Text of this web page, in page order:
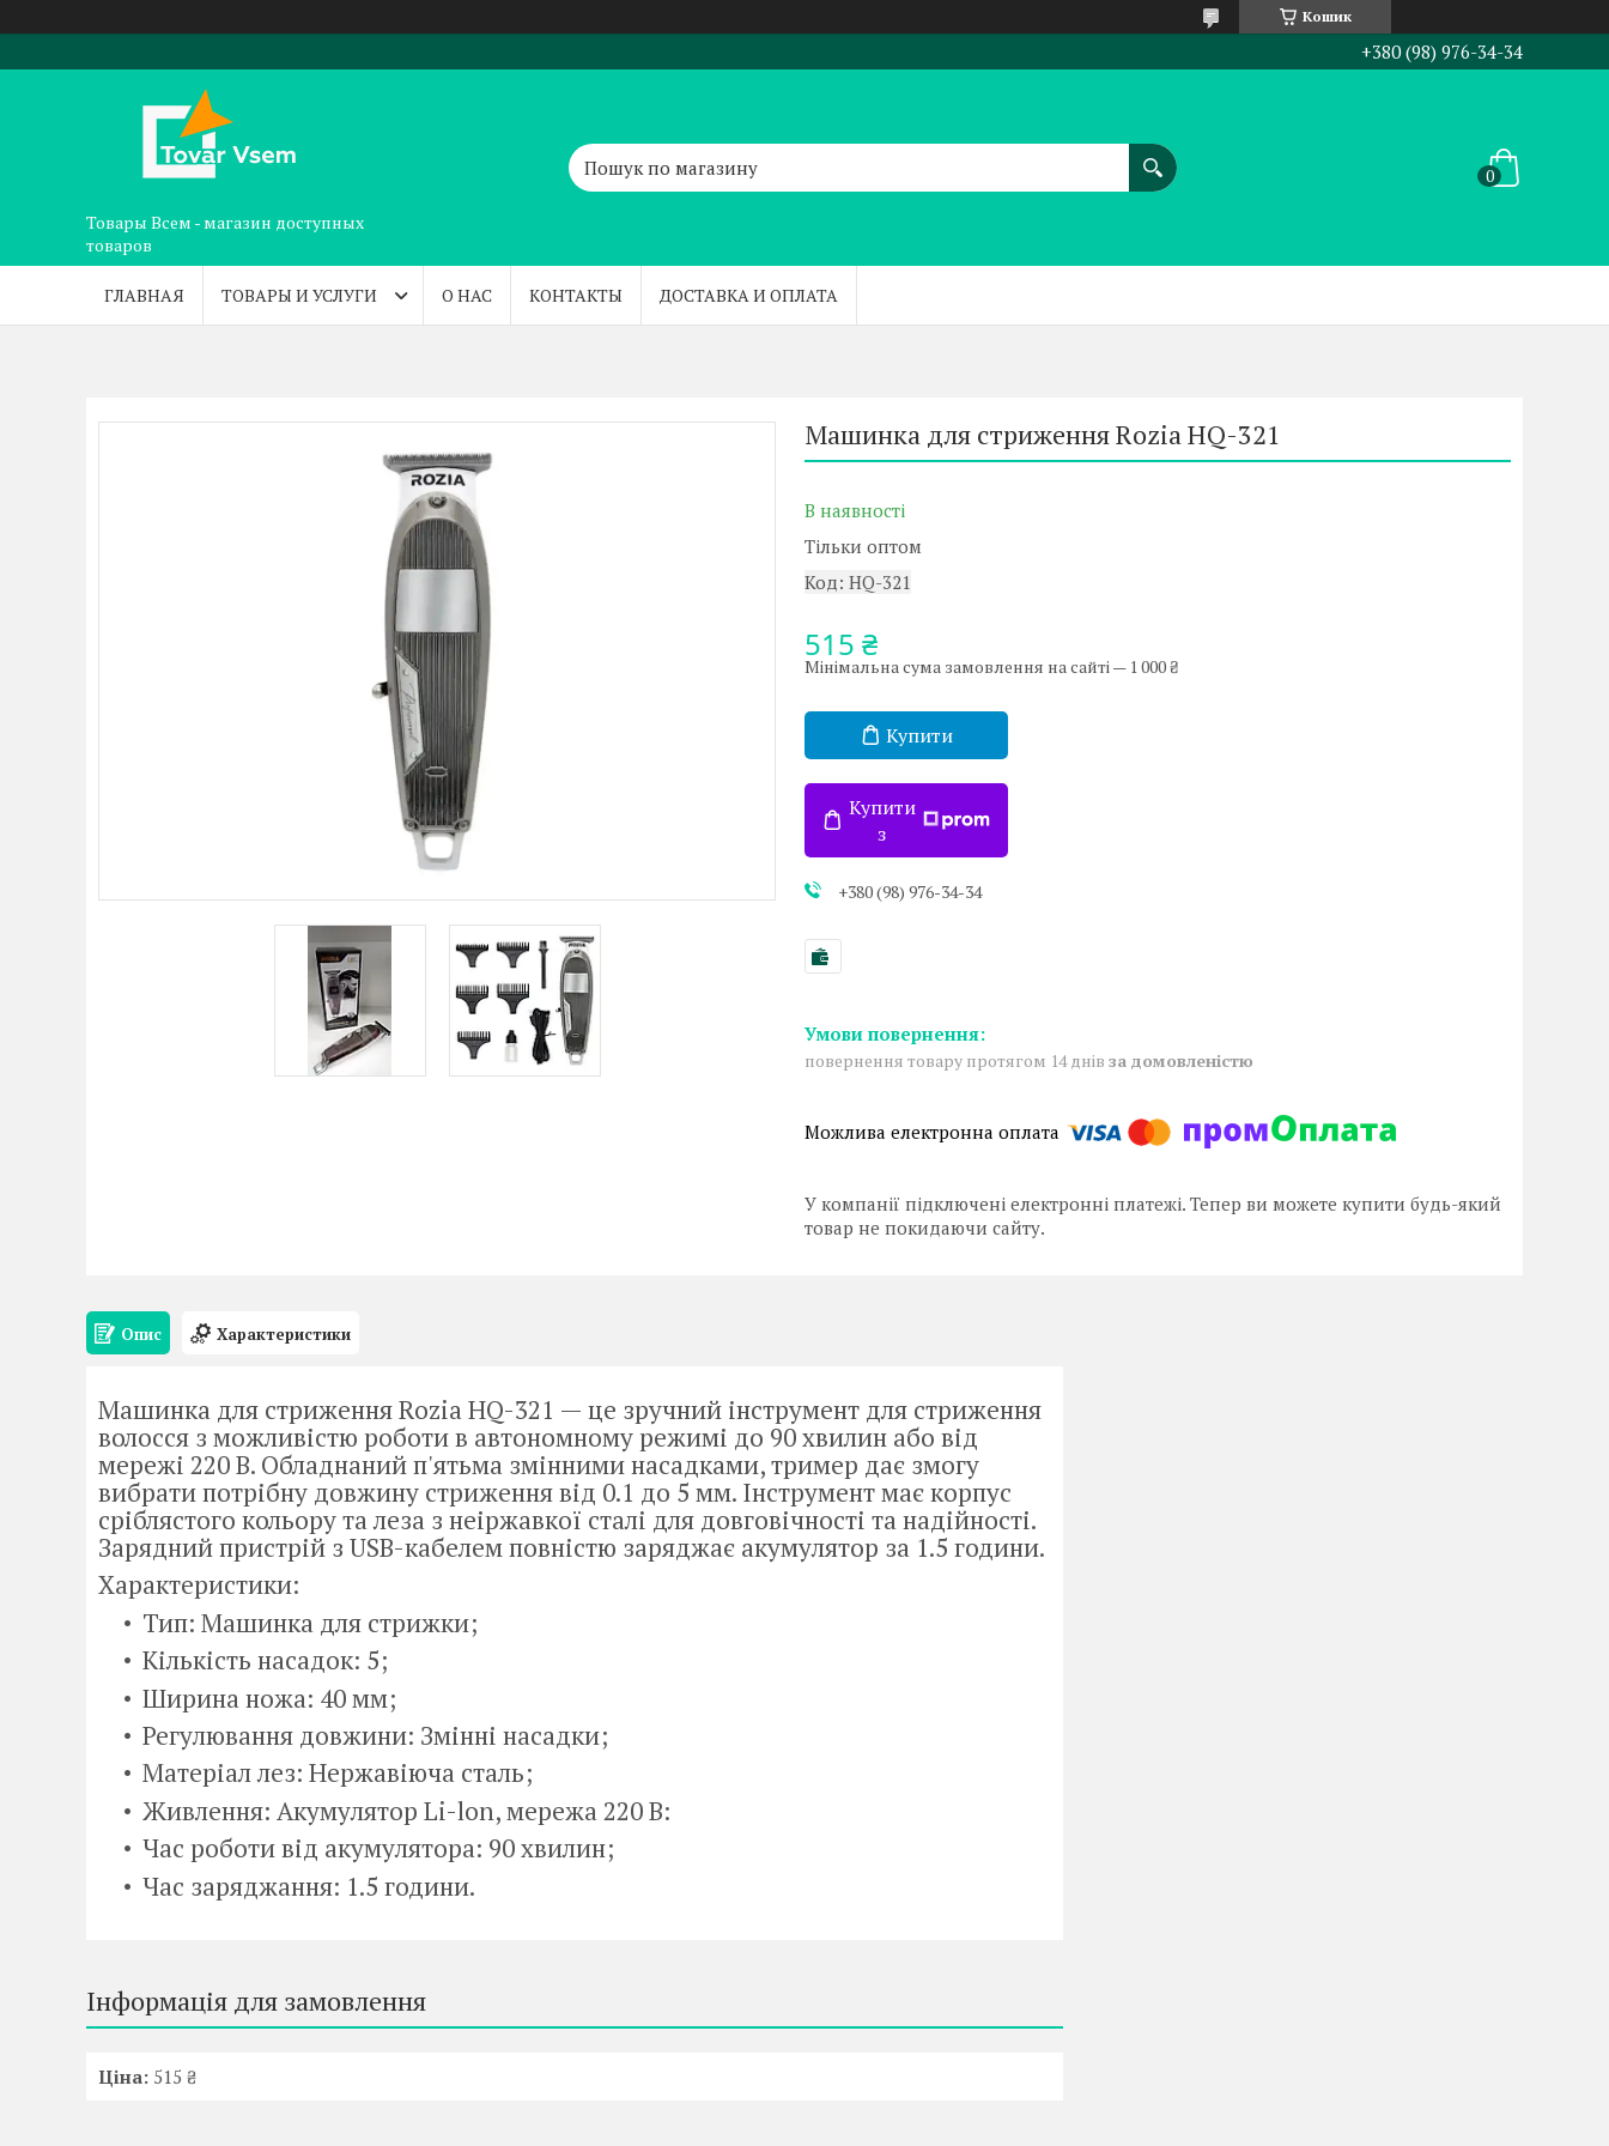
Кошик
+380 (98) 976-34-34
Товары Всем - магазин доступных
товаров
ГЛАВНАЯ ТОВАРЫ И УСЛУГИ О НАС КОНТАКТЫ ДОСТАВКА И ОПЛАТА
Машинка для стриження Rozia HQ-321
В наявності
Тільки оптом
Код: HQ-321
515 ₴
Мінімальна сума замовлення на сайті — 1 000 ₴
Купити
Купити
з
+380 (98) 976-34-34
повернення товару протягом 14 днів за домовленістю
У компанії підключені електронні платежі. Тепер ви можете купити будь-який
товар не покидаючи сайту.
Опис Характеристики
Машинка для стриження Rozia HQ-321 — це зручний інструмент для стриження
волосся з можливістю роботи в автономному режимі до 90 хвилин або від
мережі 220 В. Обладнаний п'ятьма змінними насадками, тример дає змогу
вибрати потрібну довжину стриження від 0.1 до 5 мм. Інструмент має корпус
сріблястого кольору та леза з неіржавкої сталі для довговічності та надійності.
Зарядний пристрій з USB-кабелем повністю заряджає акумулятор за 1.5 години.
Характеристики:
Тип: Машинка для стрижки;
Кількість насадок: 5;
Ширина ножа: 40 мм;
Регулювання довжини: Змінні насадки;
Матеріал лез: Нержавіюча сталь;
Живлення: Акумулятор Li-lon, мережа 220 В:
Час роботи від акумулятора: 90 хвилин;
Час заряджання: 1.5 години.
Інформація для замовлення
Ціна: 515 ₴